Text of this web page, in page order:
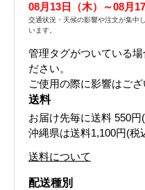
08月13日（木）～08月17
交通状況・天候の影響や注文が集中
います。
管理タグがついている
ださい。
ご使用の際に影響はござ
送料
お届け先毎に送料 550円
沖縄県は送料1,100円(税
送料について
配送種別